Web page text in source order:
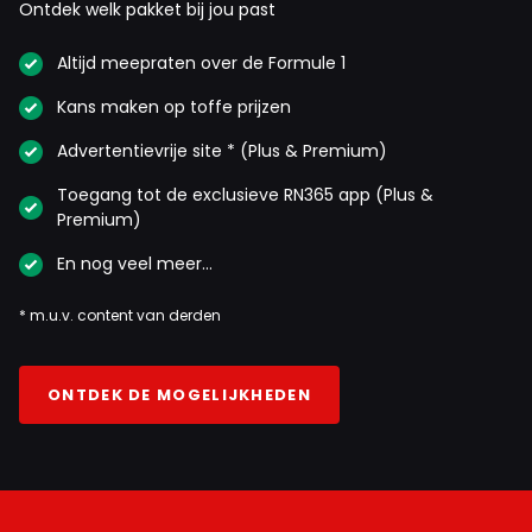
Wilard
Was het nu één gele vlag of een dubbele gele vlag ..
gehoord over de boordradio over een, volgens
hem, overtreding van Charles. En dan gaat het
Charles deels naast de baan kwam. Hij probeert
alles en iedereen een oor aan te naaien.
31 augustus 2025 21:26
Ontdek welk pakket bij jou past
Altijd meepraten over de Formule 1
Kans maken op toffe prijzen
Advertentievrije site * (Plus & Premium)
Toegang tot de exclusieve RN365 app (Plus &
Premium)
En nog veel meer…
* m.u.v. content van derden
ONTDEK DE MOGELIJKHEDEN